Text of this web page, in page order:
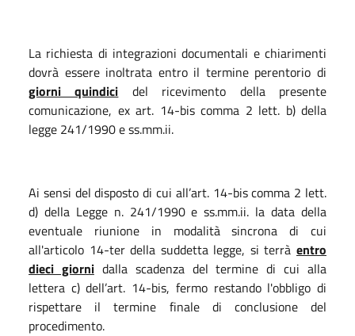
La richiesta di integrazioni documentali e chiarimenti
dovrà essere inoltrata entro il termine perentorio di
giorni quindici del ricevimento della presente
comunicazione, ex art. 14-bis comma 2 lett. b) della
legge 241/1990 e ss.mm.ii.
Ai sensi del disposto di cui all’art. 14-bis comma 2 lett.
d) della Legge n. 241/1990 e ss.mm.ii. la data della
eventuale riunione in modalità sincrona di cui
all'articolo 14-ter della suddetta legge, si terrà entro
dieci giornidalla scadenza del termine di cui alla
lettera c) dell’art. 14-bis, fermo restando l'obbligo di
rispettare il termine finale di conclusione del
procedimento.